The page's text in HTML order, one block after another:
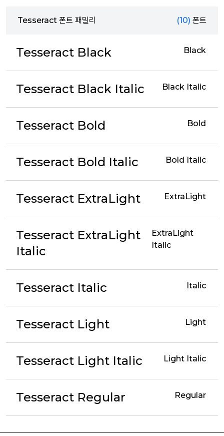
Tesseract 폰트 패밀리 (10) 폰트
Tesseract Black Black
Tesseract Black Italic Black Italic
Tesseract Bold Bold
Tesseract Bold Italic Bold Italic
Tesseract ExtraLight ExtraLight
Tesseract ExtraLight
Italic
ExtraLight
Italic
Tesseract Italic Italic
Tesseract Light Light
Tesseract Light Italic Light Italic
Tesseract Regular Regular